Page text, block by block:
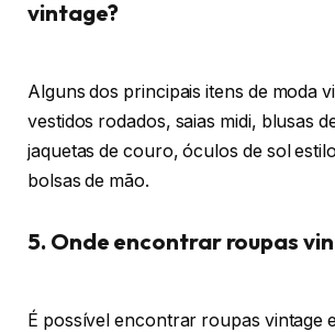
vintage?
Alguns dos principais itens de moda
vestidos rodados, saias midi, blusas
jaquetas de couro, óculos de sol
bolsas de mão.
5. Onde encontrar roupas
É possível encontrar roupas vintage